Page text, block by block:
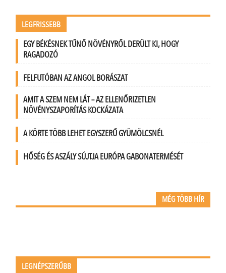
LEGFRISSEBB
EGY BÉKÉSNEK TŰNŐ NÖVÉNYRŐL DERÜLT KI, HOGY
RAGADOZÓ
FELFUTÓBAN AZ ANGOL BORÁSZAT
AMIT A SZEM NEM LÁT – AZ ELLENŐRIZETLEN
NÖVÉNYSZAPORÍTÁS KOCKÁZATA
A KÖRTE TÖBB LEHET EGYSZERŰ GYÜMÖLCSNÉL
HŐSÉG ÉS ASZÁLY SÚJTJA EURÓPA GABONATERMÉSÉT
MÉG TÖBB HÍR
LEGNÉPSZERŰBB